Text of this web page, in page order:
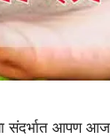
संदर्भात आपण